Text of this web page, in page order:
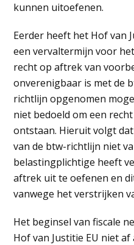
kunnen uitoefenen.
Eerder heeft het Hof van
een vervaltermijn voor
recht op aftrek van
onverenigbaar is met de
richtlijn opgenomen
niet bedoeld om een
ontstaan. Hieruit volgt
van de btw-richtlijn niet
belastingplichtige heeft
aftrek uit te oefenen en
vanwege het verstrijken
Het beginsel van fiscale
Hof van Justitie EU niet af